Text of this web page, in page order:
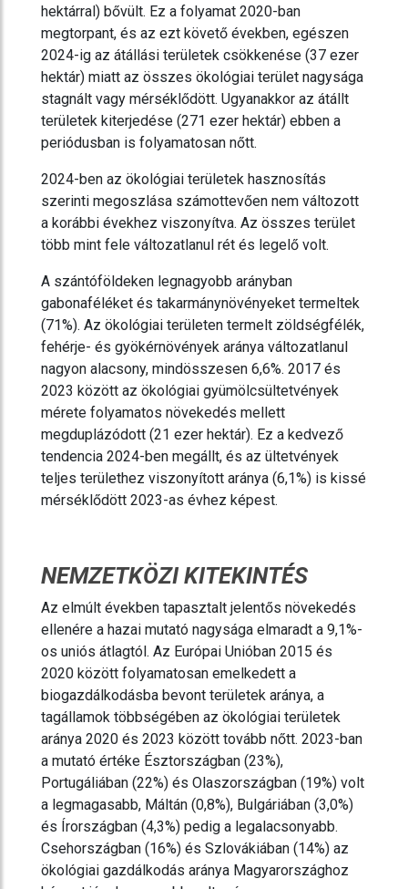
hektárral) bővült. Ez a folyamat 2020-ban
megtorpant, és az ezt követő években, egészen
2024-ig az átállási területek csökkenése (37 ezer
hektár) miatt az összes ökológiai terület nagysága
stagnált vagy mérséklődött. Ugyanakkor az átállt
területek kiterjedése (271 ezer hektár) ebben a
periódusban is folyamatosan nőtt.
2024-ben az ökológiai területek hasznosítás
szerinti megoszlása számottevően nem változott
a korábbi évekhez viszonyítva. Az összes terület
több mint fele változatlanul rét és legelő volt.
A szántóföldeken legnagyobb arányban
gabonaféléket és takarmánynövényeket termeltek
(71%). Az ökológiai területen termelt zöldségfélék,
fehérje- és gyökérnövények aránya változatlanul
nagyon alacsony, mindösszesen 6,6%. 2017 és
2023 között az ökológiai gyümölcsültetvények
mérete folyamatos növekedés mellett
megduplázódott (21 ezer hektár). Ez a kedvező
tendencia 2024-ben megállt, és az ültetvények
teljes területhez viszonyított aránya (6,1%) is kissé
mérséklődött 2023-as évhez képest.
NEMZETKÖZI KITEKINTÉS
Az elmúlt években tapasztalt jelentős növekedés
ellenére a hazai mutató nagysága elmaradt a 9,1%-
os uniós átlagtól. Az Európai Unióban 2015 és
2020 között folyamatosan emelkedett a
biogazdálkodásba bevont területek aránya, a
tagállamok többségében az ökológiai területek
aránya 2020 és 2023 között tovább nőtt. 2023-ban
a mutató értéke Észtországban (23%),
Portugáliában (22%) és Olaszországban (19%) volt
a legmagasabb, Máltán (0,8%), Bulgáriában (3,0%)
és Írországban (4,3%) pedig a legalacsonyabb.
Csehországban (16%) és Szlovákiában (14%) az
ökológiai gazdálkodás aránya Magyarországhoz